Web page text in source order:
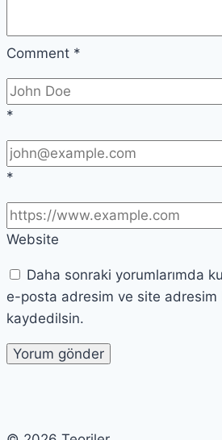
Comment *
*
*
Website
Daha sonraki yorumlarımda
e-posta adresim ve site adresim
kaydedilsin.